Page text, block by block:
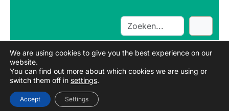
S
e
r
c
We are using cookies to give you the best experience on our
website.
You can find out more about which cookies we are using or
switch them off in settings.
Accept Settings